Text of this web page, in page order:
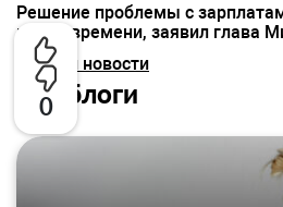
0
Решение проблемы с
много времени, заявил глава
Все топ новости
Топ блоги